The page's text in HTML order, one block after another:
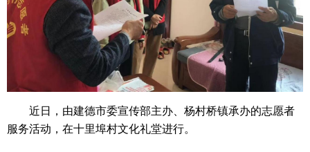
近日，由建德市委宣传部主办、杨村桥镇承办的志愿者
服务活动，在十里埠村文化礼堂进行。